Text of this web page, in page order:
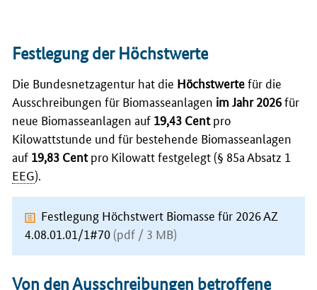
Festlegung der Höchstwerte
Die Bundesnetzagentur hat die Höchstwertefür die
Ausschreibungen für Biomasseanlagen im Jahr 2026für
neue Biomasseanlagen auf 19,43 Centpro
Kilowattstunde und für bestehende Biomasseanlagen
auf 19,83 Centpro Kilowatt festgelegt (§ 85a Absatz 1
EEG).
Festlegung Höchstwert Biomasse für 2026 AZ
4.08.01.01/1#70 (pdf / 3 MB)
Von den Ausschreibungen betroffene